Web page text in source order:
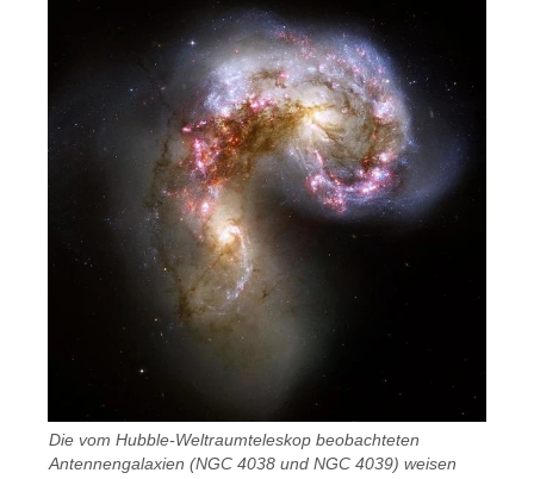
Die vom Hubble-Weltraumteleskop beobachteten
Antennengalaxien (NGC 4038 und NGC 4039) weisen